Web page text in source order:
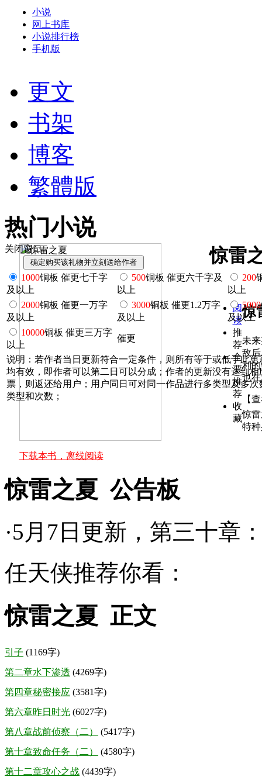
小说
网上书库
小说排行榜
手机版
更文
书架
博客
繁體版
热门小说
关闭窗口
1000铜板 催更七千字
及以上
500铜板 催更六千字及
以上
200
以上
2000铜板 催更一万字
及以上
3000铜板 催更1.2万字
及以上
5000
及以上
10000铜板 催更三万字
以上
催更
说明：若作者当日更新符合一定条件，则所有等于或低于此
均有效，即作者可以第二日可以分成；作者的更新没有达到
票，则返还给用户；用户同日可对同一作品进行多类型及多
类型和次数；
下载本书，离线阅读
惊雷
阅
读
推
荐
全
票
推
荐
收
藏
惊
未
敌
利
也
【
惊
特
惊雷之夏 公告板
·5月7日更新，第三十章
任天侠推荐你看：
惊雷之夏 正文
引子 (1169字)
第二章水下渗透 (4269字)
第四章秘密接应 (3581字)
第六章昨日时光 (6027字)
第八章战前侦察（二）
(5417字)
第十章致命任务（二）
(4580字)
第十二章攻心之战 (4439字)